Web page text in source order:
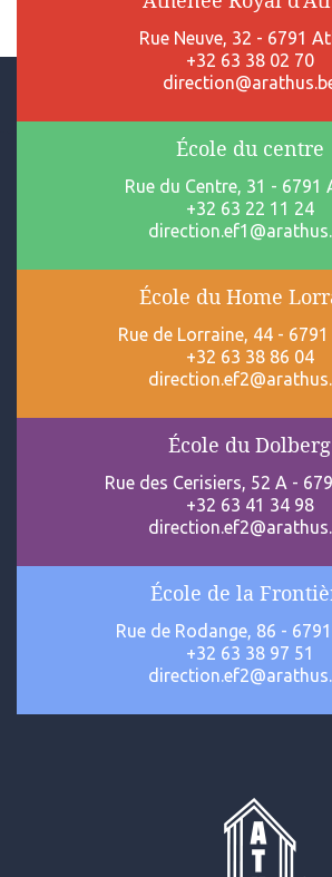
Rue Neuve, 32 - 6791
+32 63 38 02 70
École du centre
Rue du Centre, 31 - 6791
+32 63 22 11 24
École du Home
Rue de Lorraine, 44 -
+32 63 38 86 04
École du Dolberg
Rue des Cerisiers, 52 A -
+32 63 41 34 98
École de la
Rue de Rodange, 86 -
+32 63 38 97 51